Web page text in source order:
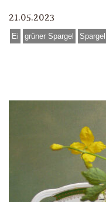
21.05.2023
Ei grüner Spargel Spargel